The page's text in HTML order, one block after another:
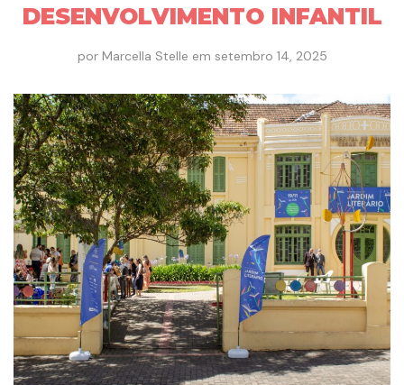
DESENVOLVIMENTO INFANTIL
por Marcella Stelle em setembro 14, 2025